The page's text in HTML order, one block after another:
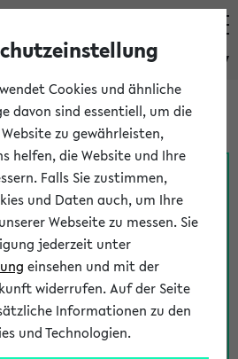
eKVV
Veranstaltungen
Fragen zu
finden Sie Ansprechpersonen
jeder Veranstaltung. Der BIS
keine direkte Hilfe leisten.
eKVV Teilnahmemanagement
über die Personen, die Ihre
eingetragen haben, auf der
Cookies und ähnliche
davon sind essentiell, um die
zu gewährleisten,
helfen, die Website und Ihre
Falls Sie zustimmen,
und Daten auch, um Ihre
Webseite zu messen. Sie
jederzeit unter
einsehen und mit der
widerrufen. Auf der Seite
Informationen zu den
und Technologien.